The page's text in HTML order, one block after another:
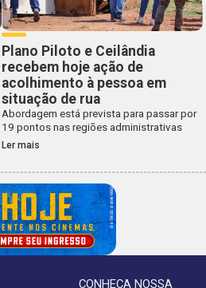
Plano Piloto e Ceilândia
recebem hoje ação de
acolhimento à pessoa em
situação de rua
Abordagem está prevista para passar por
19 pontos nas regiões administrativas
Ler mais
CONHEÇA NOSSA